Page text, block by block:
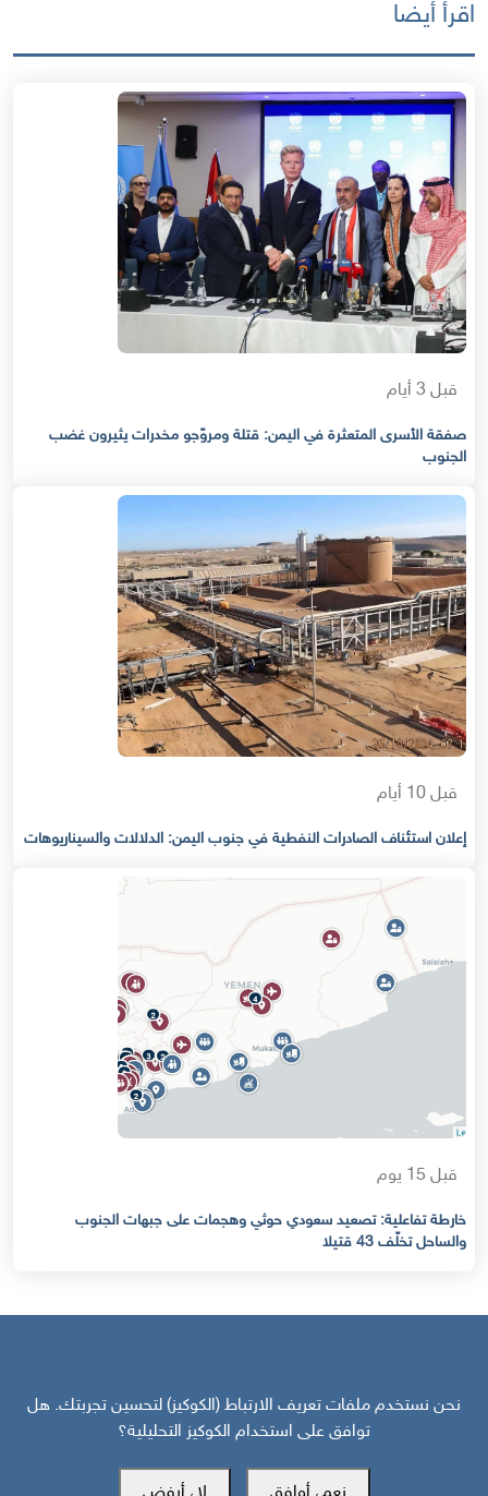
اقرأ أيضا
قبل 3 أيام
صفقة الأسرى المتعثرة في اليمن: قتلة ومروّجو مخدرات يثيرون غضب
الجنوب
قبل 10 أيام
إعلان استئناف الصادرات النفطية في جنوب اليمن: الدلالات والسيناريوهات
قبل 15 يوم
خارطة تفاعلية: تصعيد سعودي حوثي وهجمات على جبهات الجنوب
والساحل تخلّف 43 قتيلا
نحن نستخدم ملفات تعريف الارتباط (الكوكيز) لتحسين تجربتك. هل
توافق على استخدام الكوكيز التحليلية؟